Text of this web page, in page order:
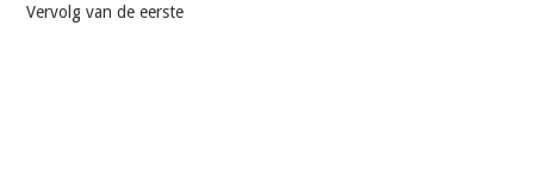
Vervolg van de eerste